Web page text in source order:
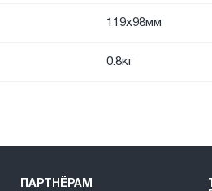
119х98мм
0.8кг
ПАРТНЁРАМ